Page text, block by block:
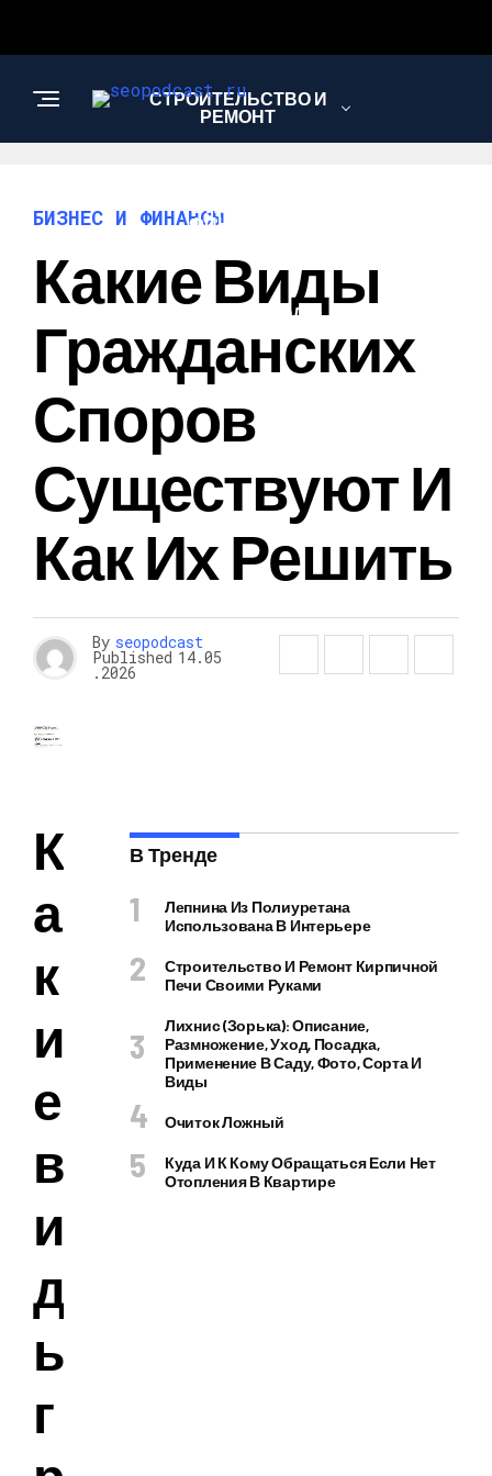
СТРОИТЕЛЬСТВО И
РЕМОНТ
БИЗНЕС И
ФИНАНСЫ
САД И ОГОРОД
БИЗНЕС И ФИНАНСЫ
Какие Виды
Гражданских
Споров
Существуют И
Как Их Решить
By seopodcast
Published 14.05
.2026
К
а
к
и
е
в
и
д
ы
г
В Тренде
Лепнина Из Полиуретана
Использована В Интерьере
Строительство И Ремонт Кирпичной
Печи Своими Руками
Лихнис (Зорька): Описание,
Размножение, Уход, Посадка,
Применение В Саду, Фото, Сорта И
Виды
Очиток Ложный
Куда И К Кому Обращаться Если Нет
Отопления В Квартире